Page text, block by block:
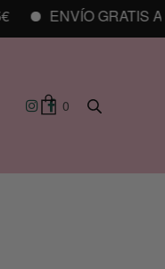
ENVÍO GRATIS A
0